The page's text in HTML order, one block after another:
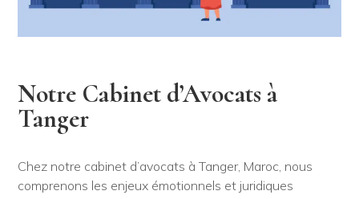
Notre Cabinet d’Avocats à
Tanger
Chez notre cabinet d’avocats à Tanger, Maroc, nous
comprenons les enjeux émotionnels et juridiques